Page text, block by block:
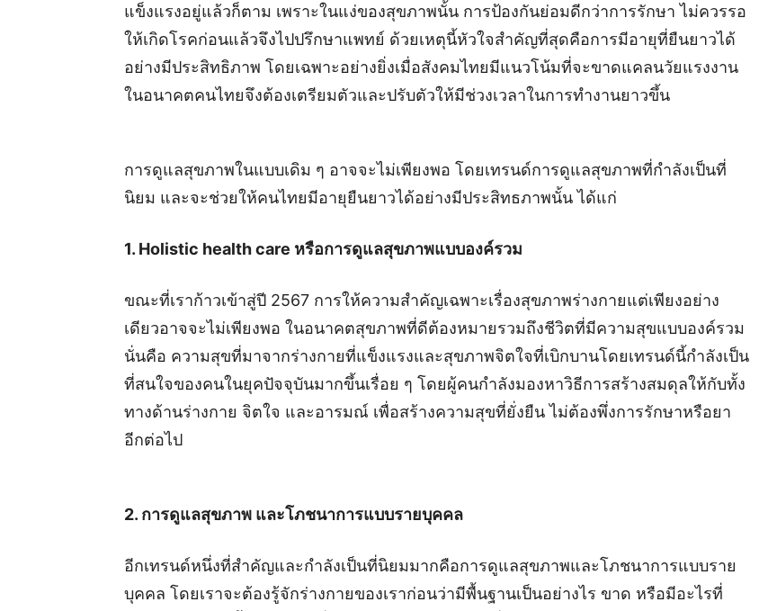
แข็งแรงอยู่แล้วก็ตาม เพราะในแง่ของสุขภาพนั้น การป้องกันย่อมดีกว่าการรักษา ไม่ควรรอ
ให้เกิดโรคก่อนแล้วจึงไปปรึกษาแพทย์ ด้วยเหตุนี้หัวใจสำคัญที่สุดคือการมีอายุที่ยืนยาวได้
อย่างมีประสิทธิภาพ โดยเฉพาะอย่างยิ่งเมื่อสังคมไทยมีแนวโน้มที่จะขาดแคลนวัยแรงงาน
ในอนาคตคนไทยจึงต้องเตรียมตัวและปรับตัวให้มีช่วงเวลาในการทำงานยาวขึ้น
การดูแลสุขภาพในแบบเดิม ๆ อาจจะไม่เพียงพอ โดยเทรนด์การดูแลสุขภาพที่กำลังเป็นที่
นิยม และจะช่วยให้คนไทยมีอายุยืนยาวได้อย่างมีประสิทธภาพนั้น ได้แก่
1. Holistic health care หรือการดูแลสุขภาพแบบองค์รวม
ขณะที่เราก้าวเข้าสู่ปี 2567 การให้ความสำคัญเฉพาะเรื่องสุขภาพร่างกายแต่เพียงอย่าง
เดียวอาจจะไม่เพียงพอ ในอนาคตสุขภาพที่ดีต้องหมายรวมถึงชีวิตที่มีความสุขแบบองค์รวม
นั่นคือ ความสุขที่มาจากร่างกายที่แข็งแรงและสุขภาพจิตใจที่เบิกบานโดยเทรนด์นี้กำลังเป็น
ที่สนใจของคนในยุคปัจจุบันมากขึ้นเรื่อย ๆ โดยผู้คนกำลังมองหาวิธีการสร้างสมดุลให้กับทั้ง
ทางด้านร่างกาย จิตใจ และอารมณ์ เพื่อสร้างความสุขที่ยั่งยืน ไม่ต้องพึ่งการรักษาหรือยา
อีกต่อไป
2. การดูแลสุขภาพ และโภชนาการแบบรายบุคคล
อีกเทรนด์หนึ่งที่สำคัญและกำลังเป็นที่นิยมมากคือการดูแลสุขภาพและโภชนาการแบบราย
บุคคล โดยเราจะต้องรู้จักร่างกายของเราก่อนว่ามีพื้นฐานเป็นอย่างไร ขาด หรือมีอะไรที่